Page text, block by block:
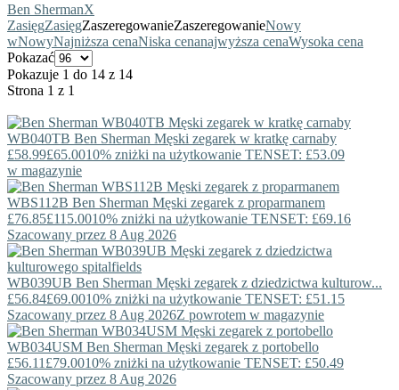
Ben ShermanX
ZasięgZasięgZaszeregowanieZaszeregowanieNowy
wNowyNajniższa cenaNiska cenanajwyższa cenaWysoka cena
Pokazać
Pokazuje 1 do 14 z 14
Strona 1 z 1
WB040TB Ben Sherman Męski zegarek w kratkę carnaby
£58.99£65.0010% zniżki na użytkowanie TENSET: £53.09
w magazynie
WBS112B Ben Sherman Męski zegarek z proparmanem
£76.85£115.0010% zniżki na użytkowanie TENSET: £69.16
Szacowany przez 8 Aug 2026
WB039UB Ben Sherman Męski zegarek z dziedzictwa kulturow...
£56.84£69.0010% zniżki na użytkowanie TENSET: £51.15
Szacowany przez 8 Aug 2026Z powrotem w magazynie
WB034USM Ben Sherman Męski zegarek z portobello
£56.11 £79.0010% zniżki na użytkowanie TENSET: £50.49
Szacowany przez 8 Aug 2026